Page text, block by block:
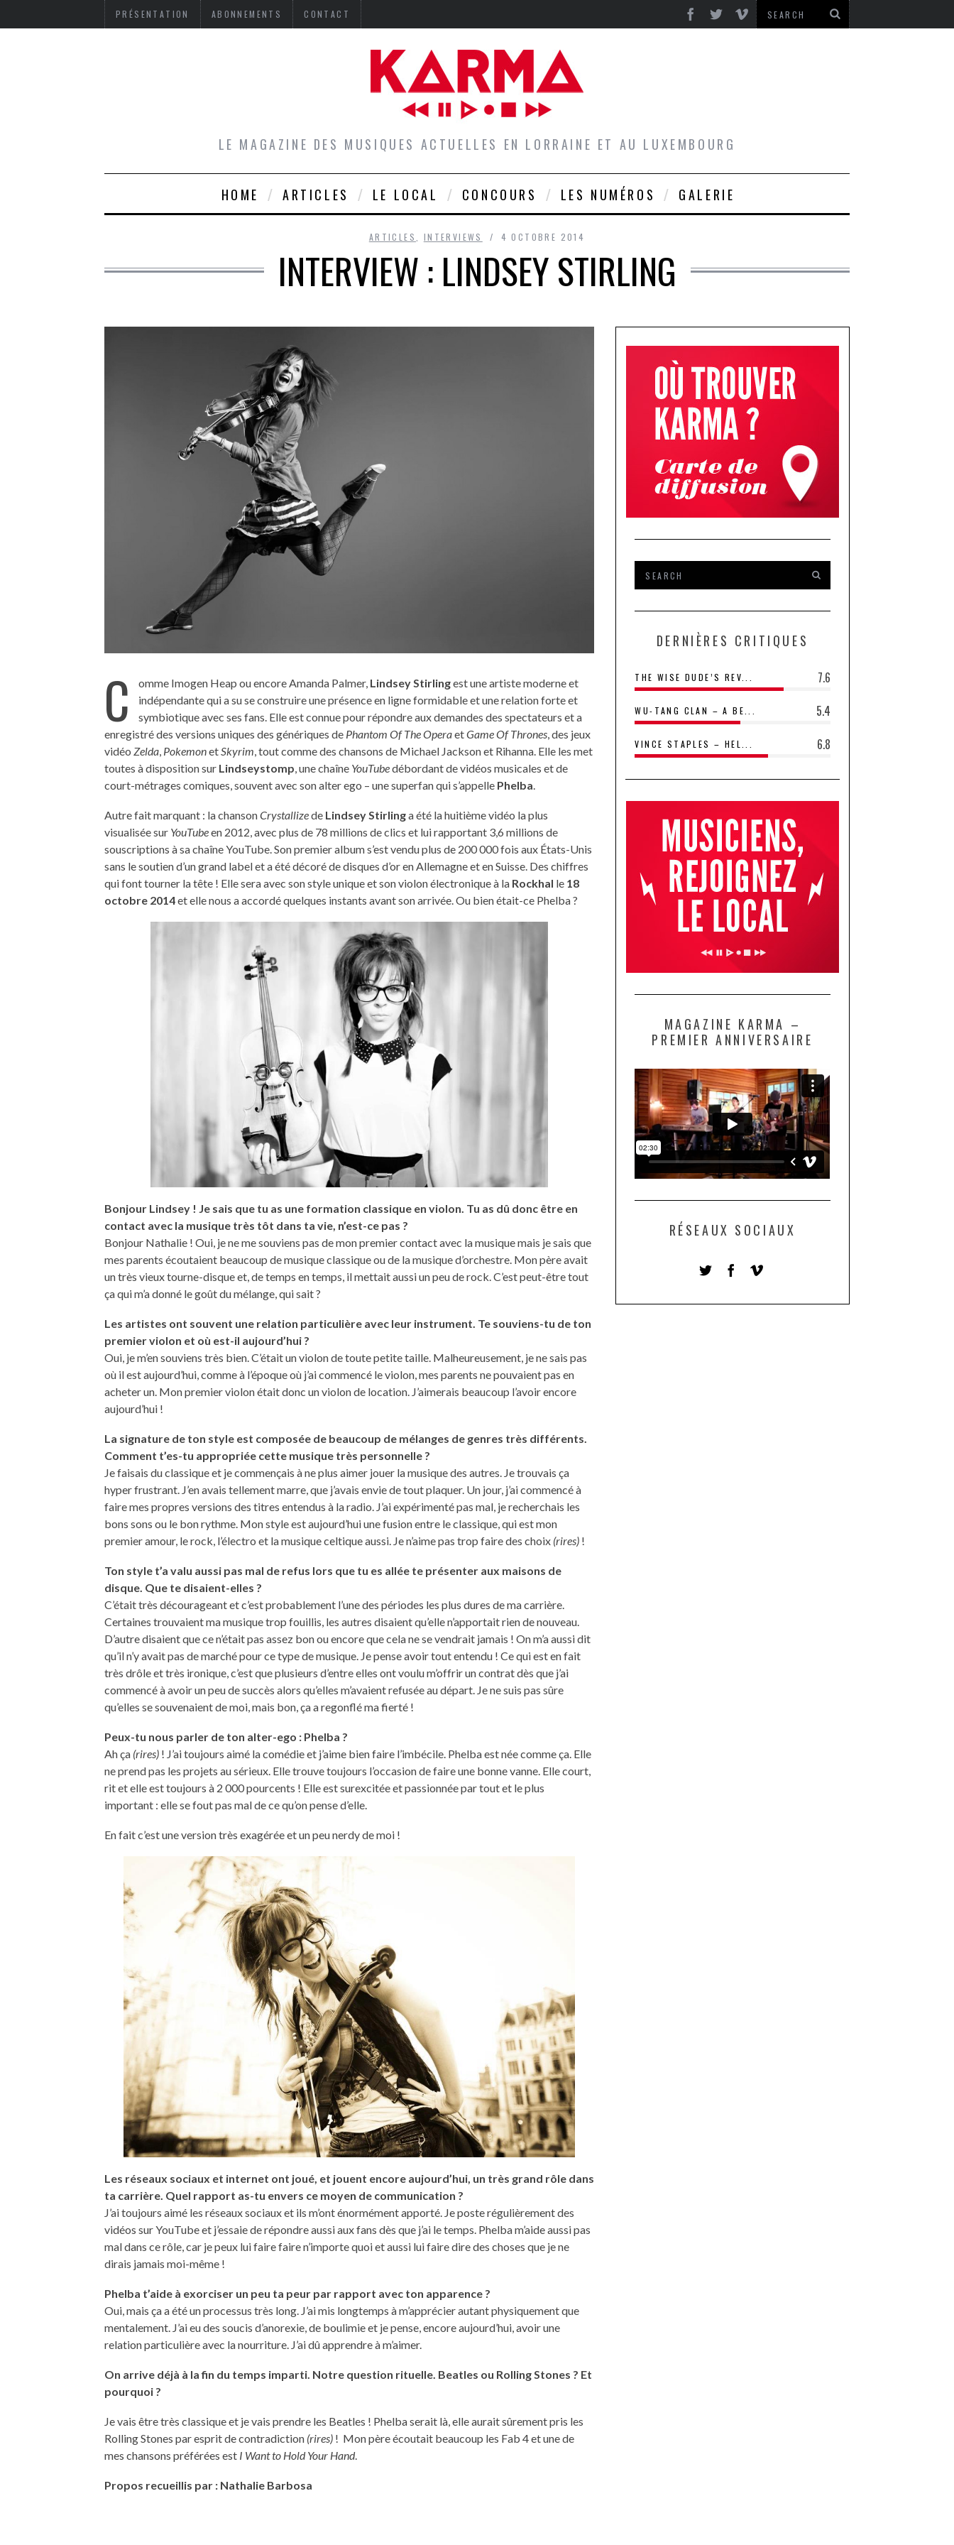
PRÉSENTATION ABONNEMENTS CONTACT
LE MAGAZINE DES MUSIQUES ACTUELLES EN LORRAINE ET AU LUXEMBOURG
HOME ARTICLES LE LOCAL CONCOURS LES NUMÉROS GALERIE
ARTICLES INTERVIEWS 4 OCTOBRE 2014
INTERVIEW : LINDSEY STIRLING
C omme Imogen Heap ou encore Amanda Palmer, Lindsey Stirlingest une artiste moderne et
indépendante qui a su se construire une présence en ligne formidable et une relation forte et
symbiotique avec ses fans. Elle est connue pour répondre aux demandes des spectateurs et a
enregistré des versions uniques des génériques de Phantom Of The OperaetGame Of Thrones, des jeux
vidéo Zelda, PokemonetSkyrim, tout comme des chansons de Michael Jackson et Rihanna. Elle les met
toutes à disposition sur Lindseystomp, une chaîne YouTubedébordant de vidéos musicales et de
court-métrages comiques, souvent avec son alter ego – une superfan qui s’appelle Phelba.
Autre fait marquant : la chansonCrystallizede Lindsey Stirlinga été la huitième vidéo la plus
visualisée sur YouTubeen 2012, avec plus de 78 millions de clics et lui rapportant 3,6 millions de
souscriptions à sa chaîne YouTube. Son premier album s’est vendu plus de 200 000 fois aux États-Unis
sans le soutien d’un grand label et a été décoré de disques d’or en Allemagne et en Suisse. Des chiffres
qui font tourner la tête ! Elle sera avec son style unique et son violon électronique à la Rockhal le 18
octobre 2014et elle nous a accordé quelques instants avant son arrivée. Ou bien était-ce Phelba ?
Bonjour Lindsey ! Je sais que tu as une formation classique en violon. Tu as dû donc être en
contact avec la musique très tôt dans ta vie, n’est-ce pas ?
Bonjour Nathalie ! Oui, je ne me souviens pas de mon premier contact avec la musique mais je sais que
mes parents écoutaient beaucoup de musique classique ou de la musique d’orchestre. Mon père avait
un très vieux tourne-disque et, de temps en temps, il mettait aussi un peu de rock. C’est peut-être tout
ça qui m’a donné le goût du mélange, qui sait ?
Les artistes ont souvent une relation particulière avec leur instrument. Te souviens-tu de ton
premier violon et où est-il aujourd’hui ?
Oui, je m’en souviens très bien. C’était un violon de toute petite taille. Malheureusement, je ne sais pas
où il est aujourd’hui, comme à l’époque où j’ai commencé le violon, mes parents ne pouvaient pas en
acheter un. Mon premier violon était donc un violon de location. J’aimerais beaucoup l’avoir encore
aujourd’hui !
La signature de ton style est composée de beaucoup de mélanges de genres très différents.
Comment t’es-tu appropriée cette musique très personnelle ?
Je faisais du classique et je commençais à ne plus aimer jouer la musique des autres. Je trouvais ça
hyper frustrant. J’en avais tellement marre, que j’avais envie de tout plaquer. Un jour, j’ai commencé à
faire mes propres versions des titres entendus à la radio. J’ai expérimenté pas mal, je recherchais les
bons sons ou le bon rythme. Mon style est aujourd’hui une fusion entre le classique, qui est mon
premier amour, le rock, l’électro et la musique celtique aussi. Je n’aime pas trop faire des choix (rires) !
Ton style t’a valu aussi pas mal de refus lors que tu es allée te présenter aux maisons de
disque. Que te disaient-elles ?
C’était très décourageant et c’est probablement l’une des périodes les plus dures de ma carrière.
Certaines trouvaient ma musique trop fouillis, les autres disaient qu’elle n’apportait rien de nouveau.
D’autre disaient que ce n’était pas assez bon ou encore que cela ne se vendrait jamais ! On m’a aussi dit
qu’il n’y avait pas de marché pour ce type de musique. Je pense avoir tout entendu ! Ce qui est en fait
très drôle et très ironique, c’est que plusieurs d’entre elles ont voulu m’offrir un contrat dès que j’ai
commencé à avoir un peu de succès alors qu’elles m’avaient refusée au départ. Je ne suis pas sûre
qu’elles se souvenaient de moi, mais bon, ça a regonflé ma fierté !
Peux-tu nous parler de ton alter-ego : Phelba ?
Ah ça (rires) ! J’ai toujours aimé la comédie et j’aime bien faire l’imbécile. Phelba est née comme ça. Elle
ne prend pas les projets au sérieux. Elle trouve toujours l’occasion de faire une bonne vanne. Elle court,
rit et elle est toujours à 2 000 pourcents ! Elle est surexcitée et passionnée par tout et le plus
important : elle se fout pas mal de ce qu’on pense d’elle.
En fait c’est une version très exagérée et un peu nerdy de moi !
Les réseaux sociaux et internet ont joué, et jouent encore aujourd’hui, un très grand rôle dans
ta carrière. Quel rapport as-tu envers ce moyen de communication ?
J’ai toujours aimé les réseaux sociaux et ils m’ont énormément apporté. Je poste régulièrement des
vidéos sur YouTube et j’essaie de répondre aussi aux fans dès que j’ai le temps. Phelba m’aide aussi pas
mal dans ce rôle, car je peux lui faire faire n’importe quoi et aussi lui faire dire des choses que je ne
dirais jamais moi-même !
Phelba t’aide à exorciser un peu ta peur par rapport avec ton apparence ?
Oui, mais ça a été un processus très long. J’ai mis longtemps à m’apprécier autant physiquement que
mentalement. J’ai eu des soucis d’anorexie, de boulimie et je pense, encore aujourd’hui, avoir une
relation particulière avec la nourriture. J’ai dû apprendre à m’aimer.
On arrive déjà à la fin du temps imparti. Notre question rituelle. Beatles ou Rolling Stones ? Et
pourquoi ?
Je vais être très classique et je vais prendre les Beatles ! Phelba serait là, elle aurait sûrement pris les
Rolling Stones par esprit de contradiction (rires) ! Mon père écoutait beaucoup les Fab 4 et une de
mes chansons préférées est I Want to Hold Your Hand.
Propos recueillis par : Nathalie Barbosa
DERNIÈRES CRITIQUES
7.6
THE WISE DUDE’S REV...
5.4
WU-TANG CLAN – A BE...
6.8
VINCE STAPLES – HEL...
MAGAZINE KARMA –
PREMIER ANNIVERSAIRE
RÉSEAUX SOCIAUX